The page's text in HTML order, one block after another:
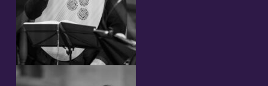
Compositore e librettista
Partecipanti 2023
Concerti 2023